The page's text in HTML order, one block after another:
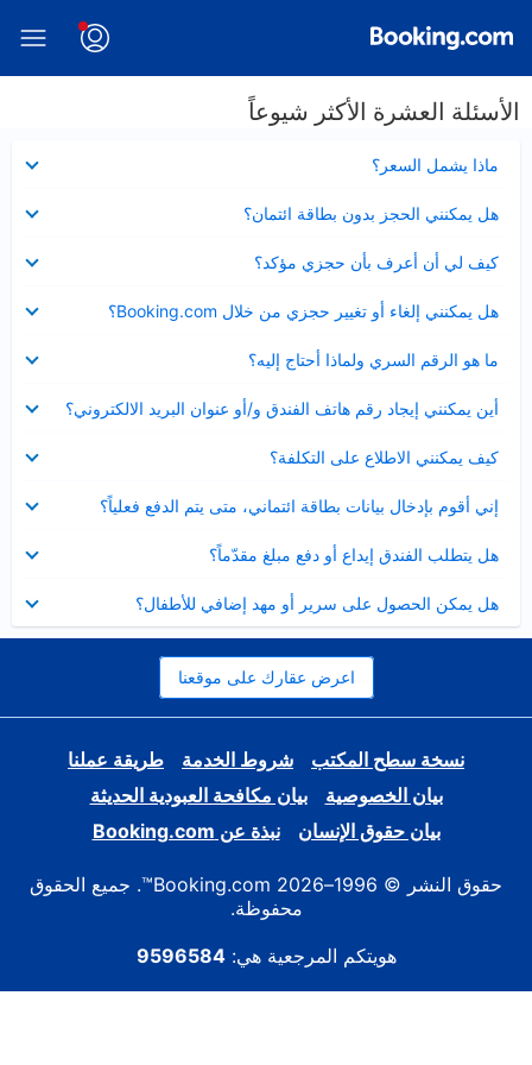
الأسئلة العشرة الأكثر شيوعاً
ماذا يشمل السعر؟
مصغر
هل يمكنني الحجز بدون بطاقة ائتمان؟
مصغر
كيف لي أن أعرف بأن حجزي مؤكد؟
مصغر
هل يمكنني إلغاء أو تغيير حجزي من خلال Booking.com؟
مصغر
ما هو الرقم السري ولماذا أحتاج إليه؟
مصغر
أين يمكنني إيجاد رقم هاتف الفندق و/أو عنوان البريد الالكتروني؟
عرض
مصغر
كيف يمكنني الاطلاع على التكلفة؟
مصغر
إني أقوم بإدخال بيانات بطاقة ائتماني، متى يتم الدفع فعلياً؟
مصغر
هل يتطلب الفندق إيداع أو دفع مبلغ مقدّماً؟
مصغر
هل يمكن الحصول على سرير أو مهد إضافي للأطفال؟
مصغر
اعرض عقارك على موقعنا
نسخة سطح المكتب شروط الخدمة
طريقة عملنا
بيان الخصوصية
بيان مكافحة العبودية الحديثة
بيان حقوق الإنسان
نبذة عن Booking.com
حقوق النشر © 1996–2026 Booking.com™. جميع الحقوق
محفوظة.
هويتكم المرجعية هي:9596584